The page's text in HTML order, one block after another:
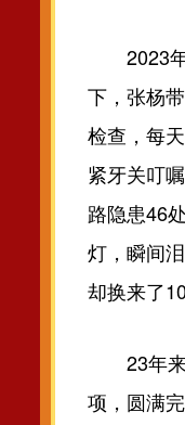
2023年8
下，张杨
检查，每
紧牙关叮
路隐患46
灯，瞬间
却换来了
23年来
项，圆满